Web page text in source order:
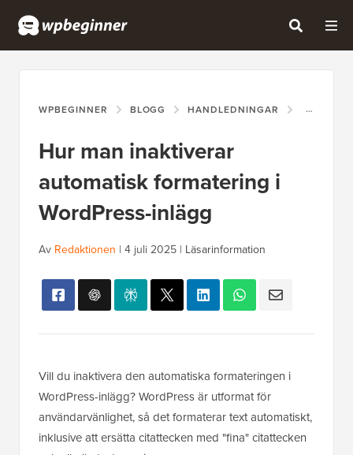
WPBEGINNER BLOGG HANDLEDNINGAR HUR
Hur man inaktiverar
automatisk formatering i
WordPress-inlägg
Av Redaktionen | 4 juli 2025 | Läsarinformation
Vill du inaktivera den automatiska formateringen i
WordPress-inlägg? WordPress är utformat för
användarvänlighet, så det formaterar text automatiskt,
inklusive att ersätta citattecken med "fina" citattecken